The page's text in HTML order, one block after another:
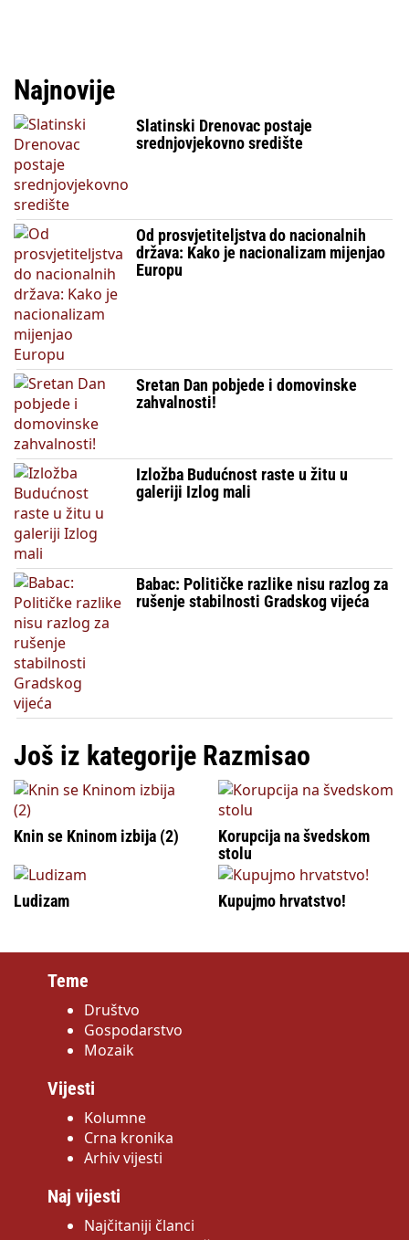
Najnovije
Slatinski Drenovac postaje
srednjovjekovno središte
Od prosvjetiteljstva do nacionalnih
država: Kako je nacionalizam mijenjao
Europu
Sretan Dan pobjede i domovinske
zahvalnosti!
Izložba Budućnost raste u žitu u
galeriji Izlog mali
Babac: Političke razlike nisu razlog za
rušenje stabilnosti Gradskog vijeća
Još iz kategorije Razmisao
Knin se Kninom izbija (2)
Korupcija na švedskom
stolu
Ludizam Kupujmo hrvatstvo!
Teme
Društvo
Gospodarstvo
Mozaik
Vijesti
Kolumne
Crna kronika
Arhiv vijesti
Naj vijesti
Najčitaniji članci